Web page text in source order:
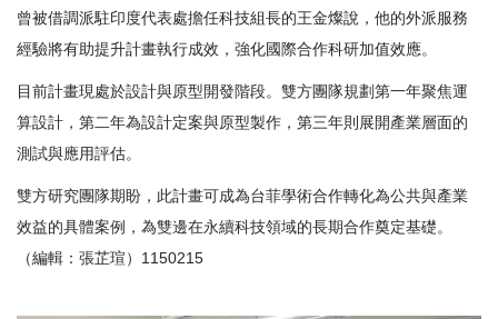
曾被借調派駐印度代表處擔任科技組長的王金燦說，他的外派服務
經驗將有助提升計畫執行成效，強化國際合作科研加值效應。
目前計畫現處於設計與原型開發階段。雙方團隊規劃第一年聚焦運
算設計，第二年為設計定案與原型製作，第三年則展開產業層面的
測試與應用評估。
雙方研究團隊期盼，此計畫可成為台菲學術合作轉化為公共與產業
效益的具體案例，為雙邊在永續科技領域的長期合作奠定基礎。
（編輯：張芷瑄）1150215